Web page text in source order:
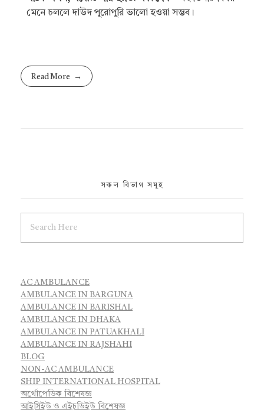
মেনে চললে দাউদ পুরোপুরি ভালো হওয়া সম্ভব।
Read More
সকল বিভাগ সমূহ
AC AMBULANCE
AMBULANCE IN BARGUNA
AMBULANCE IN BARISHAL
AMBULANCE IN DHAKA
AMBULANCE IN PATUAKHALI
AMBULANCE IN RAJSHAHI
BLOG
NON-AC AMBULANCE
SHIP INTERNATIONAL HOSPITAL
অর্থোপেডিক বিশেষজ্ঞ
আইসিইউ ও এইচডিইউ বিশেষজ্ঞ